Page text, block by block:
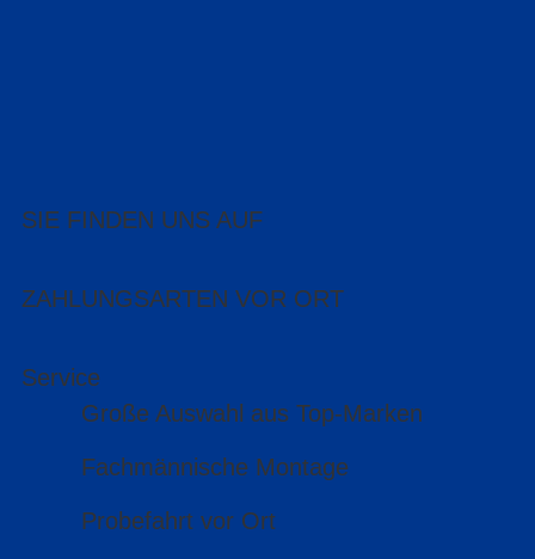
SIE FINDEN UNS AUF
ZAHLUNGSARTEN VOR ORT
Service
Große Auswahl aus Top-Marken
Fachmännische Montage
Probefahrt vor Ort